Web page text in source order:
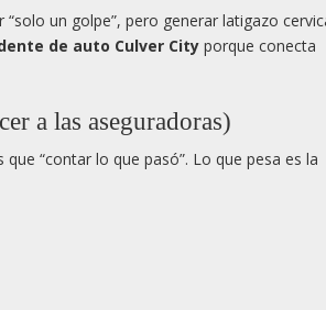
un golpe”, pero generar latigazo
de auto Culver City porque conecta
a las aseguradoras)
que “contar lo que pasó”. Lo que pesa es la